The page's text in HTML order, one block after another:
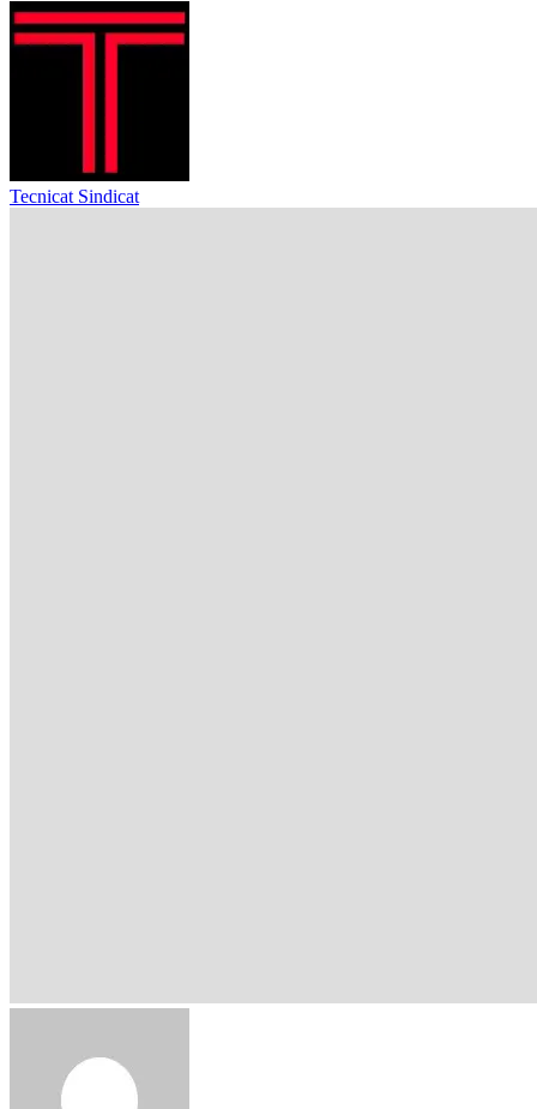
Tecnicat Sindicat